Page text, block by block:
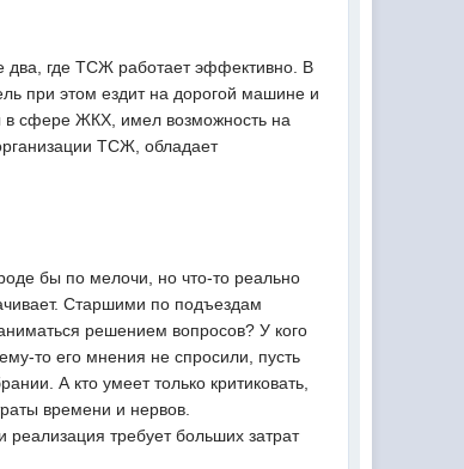
два, где ТСЖ работает эффективно. В
при этом ездит на дорогой машине и
в сфере ЖКХ, имел возможность на
ТСЖ, обладает
бы по мелочи, но что-то реально
Старшими по подъездам
решением вопросов? У кого
то его мнения не спросили, пусть
А кто умеет только критиковать,
времени и нервов.
требует больших затрат